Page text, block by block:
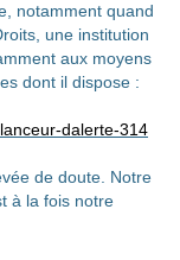
notamment quand
une institution
aux moyens
dont il dispose :
dalerte-314
de doute. Notre
à la fois notre